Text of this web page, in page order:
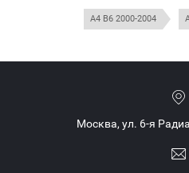
A4 B6 2000-2004
Москва, ул. 6-я